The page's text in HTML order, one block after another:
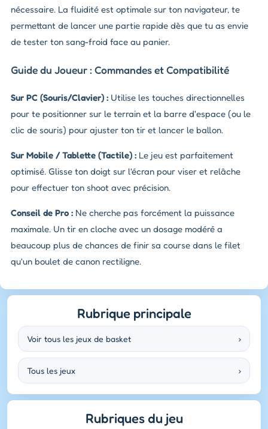
nécessaire. La fluidité est optimale sur ton navigateur, te
permettant de lancer une partie rapide dès que tu as envie
de tester ton sang-froid face au panier.
Guide du Joueur : Commandes et Compatibilité
Sur PC (Souris/Clavier) : Utilise les touches directionnelles
pour te positionner sur le terrain et la barre d'espace (ou le
clic de souris) pour ajuster ton tir et lancer le ballon.
Sur Mobile / Tablette (Tactile) : Le jeu est parfaitement
optimisé. Glisse ton doigt sur l'écran pour viser et relâche
pour effectuer ton shoot avec précision.
Conseil de Pro : Ne cherche pas forcément la puissance
maximale. Un tir en cloche avec un dosage modéré a
beaucoup plus de chances de finir sa course dans le filet
qu'un boulet de canon rectiligne.
Rubrique principale
Voir tous les jeux de basket ›
Tous les jeux ›
Rubriques du jeu